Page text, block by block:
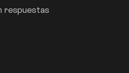
respuestas